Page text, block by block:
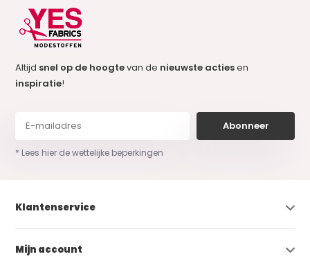
Altijd snel op de hoogtevan de nieuwste actiesen
inspiratie!
Abonneer
* Lees hier de wettelijke beperkingen
Klantenservice
Mijn account